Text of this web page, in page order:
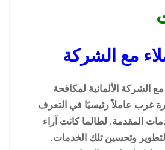
مع الشركة
الشركة الألمانية لمكافحة
غرب عاملاً رئيسيًا في التعرف
المقدمة. لطالما كانت آراء
لتطوير وتحسين تلك الخدمات.